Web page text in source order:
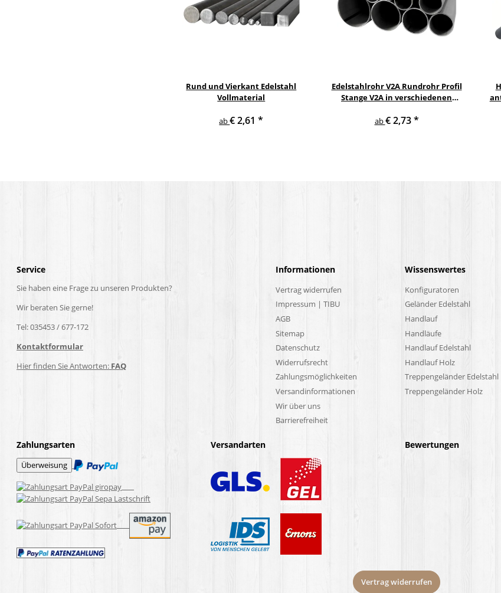
Rund und Vierkant Edelstahl
Vollmaterial
ab€ 2,61*
Edelstahlrohr V2A Rundrohr Profil
Stange V2A in verschiedenen
ab€ 2,73*
Service
Sie haben eine Frage zu unseren Produkten?
Wir beraten Sie gerne!
Tel: 035453 / 677-172
Kontaktformular
Hier finden Sie Antworten: FAQ
Informationen
Vertrag widerrufen
Impressum | TIBU
AGB
Sitemap
Datenschutz
Widerrufsrecht
Zahlungsmöglichkeiten
Versandinformationen
Wir über uns
Barrierefreiheit
Wissenswertes
Konfiguratoren
Geländer Edelstahl
Handlauf
Handläufe
Handlauf Edelstahl
Handlauf Holz
Treppengeländer Edelstahl
Treppengeländer Holz
Zahlungsarten Versandarten Bewertungen
Vertrag widerrufen